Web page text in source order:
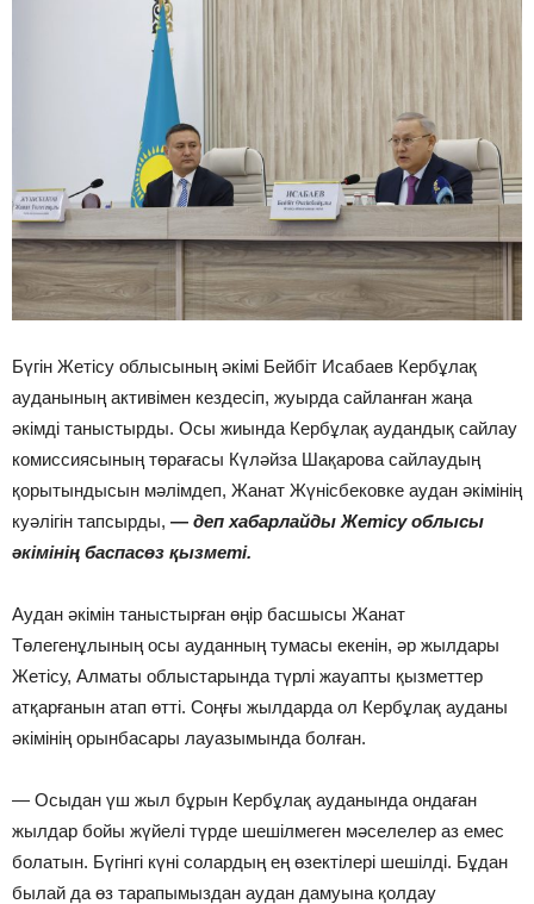
Бүгін Жетісу облысының әкімі Бейбіт Исабаев Кербұлақ
ауданының активімен кездесіп, жуырда сайланған жаңа
әкімді таныстырды. Осы жиында Кербұлақ аудандық сайлау
комиссиясының төрағасы Күләйза Шақарова сайлаудың
қорытындысын мәлімдеп, Жанат Жүнісбековке аудан әкімінің
куәлігін тапсырды, — деп хабарлайды Жетісу облысы
әкімінің баспасөз қызметі.
Аудан әкімін таныстырған өңір басшысы Жанат
Төлегенұлының осы ауданның тумасы екенін, әр жылдары
Жетісу, Алматы облыстарында түрлі жауапты қызметтер
атқарғанын атап өтті. Соңғы жылдарда ол Кербұлақ ауданы
әкімінің орынбасары лауазымында болған.
— Осыдан үш жыл бұрын Кербұлақ ауданында ондаған
жылдар бойы жүйелі түрде шешілмеген мәселелер аз емес
болатын. Бүгінгі күні солардың ең өзектілері шешілді. Бұдан
былай да өз тарапымыздан аудан дамуына қолдау